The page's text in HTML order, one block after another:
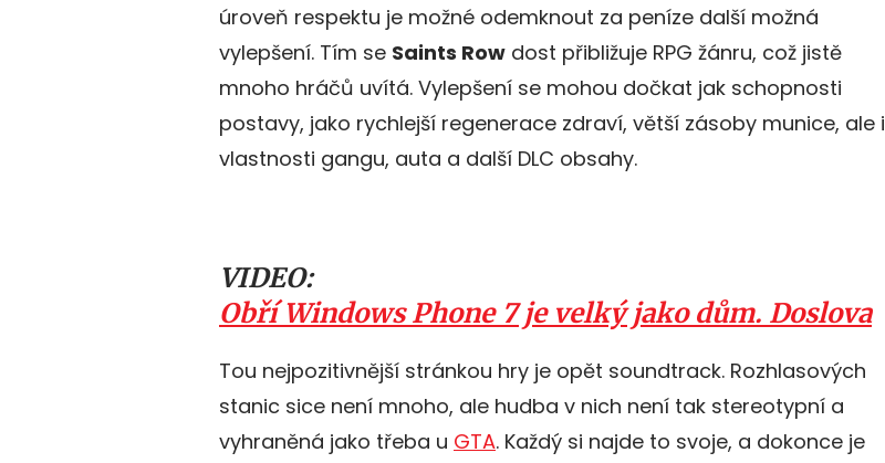
úroveň respektu je možné odemknout za peníze další možná
vylepšení. Tím se Saints Row dost přibližuje RPG žánru, což jistě
mnoho hráčů uvítá. Vylepšení se mohou dočkat jak schopnosti
postavy, jako rychlejší regenerace zdraví, větší zásoby munice, ale i
vlastnosti gangu, auta a další DLC obsahy.
VIDEO:
Obří Windows Phone 7 je velký jako dům. Doslova
Tou nejpozitivnější stránkou hry je opět soundtrack. Rozhlasových
stanic sice není mnoho, ale hudba v nich není tak stereotypní a
vyhraněná jako třeba u GTA. Každý si najde to svoje, a dokonce je